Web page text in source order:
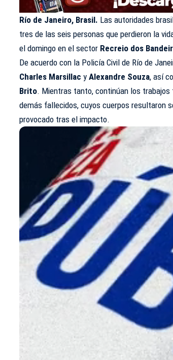
Río de Janeiro, Brasil. Las autoridades
tres de las seis personas que perdieron la
el domingo en el sector Recreio dos
De acuerdo con la Policía Civil de Río de
Charles Marsillac yAlexandre Souza, así
Brito. Mientras tanto, continúan los
demás fallecidos, cuyos cuerpos resultaron
provocado tras el impacto.